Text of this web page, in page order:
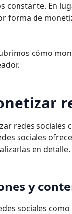
constante. En
forma de
cómo
redes sociales
sociales
en detalle.
y
sociales